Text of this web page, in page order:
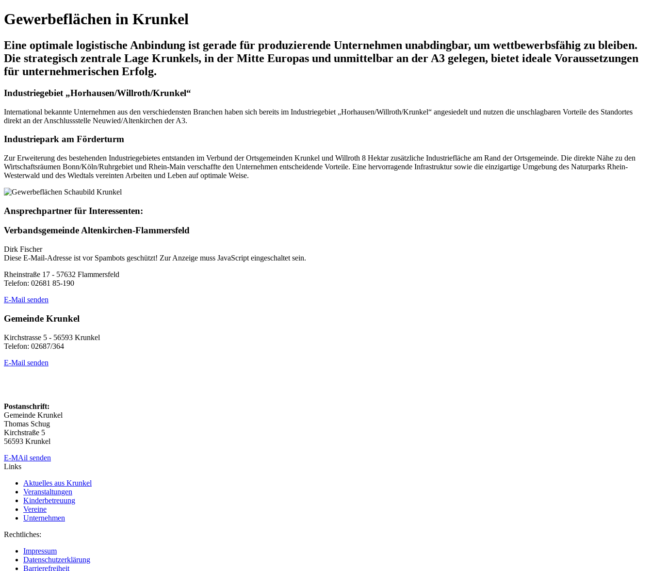
Gewerbeflächen in Krunkel
Eine optimale logistische Anbindung ist gerade für produzierende Unternehmen unabdingbar, um wettbewerbsfähig zu bleiben.
Die strategisch zentrale Lage Krunkels, in der Mitte Europas und unmittelbar an der A3 gelegen, bietet ideale Voraussetzungen
für unternehmerischen Erfolg.
Industriegebiet „Horhausen/Willroth/Krunkel“
International bekannte Unternehmen aus den verschiedensten Branchen haben sich bereits im Industriegebiet „Horhausen/Willroth/Krunkel“ angesiedelt und nutzen die unschlagbaren Vorteile des Standortes
direkt an der Anschlussstelle Neuwied/Altenkirchen der A3.
Industriepark am Förderturm
Zur Erweiterung des bestehenden Industriegebietes entstanden im Verbund der Ortsgemeinden Krunkel und Willroth 8 Hektar zusätzliche Industriefläche am Rand der Ortsgemeinde. Die direkte Nähe zu den
Wirtschaftsräumen Bonn/Köln/Ruhrgebiet und Rhein-Main verschaffte den Unternehmen entscheidende Vorteile. Eine hervorragende Infrastruktur sowie die einzigartige Umgebung des Naturparks Rhein-
Westerwald und des Wiedtals vereinten Arbeiten und Leben auf optimale Weise.
Ansprechpartner für Interessenten:
Verbandsgemeinde Altenkirchen-Flammersfeld
Dirk Fischer
Diese E-Mail-Adresse ist vor Spambots geschützt! Zur Anzeige muss JavaScript eingeschaltet sein.
Rheinstraße 17 - 57632 Flammersfeld
Telefon: 02681 85-190
E-Mail senden
Gemeinde Krunkel
Kirchstrasse 5 - 56593 Krunkel
Telefon: 02687/364
E-Mail senden
Postanschrift:
Gemeinde Krunkel
Thomas Schug
Kirchstraße 5
56593 Krunkel
E-MAil senden
Links
Aktuelles aus Krunkel
Veranstaltungen
Kinderbetreuung
Vereine
Unternehmen
Rechtliches:
Impressum
Datenschutzerklärung
Barrierefreiheit